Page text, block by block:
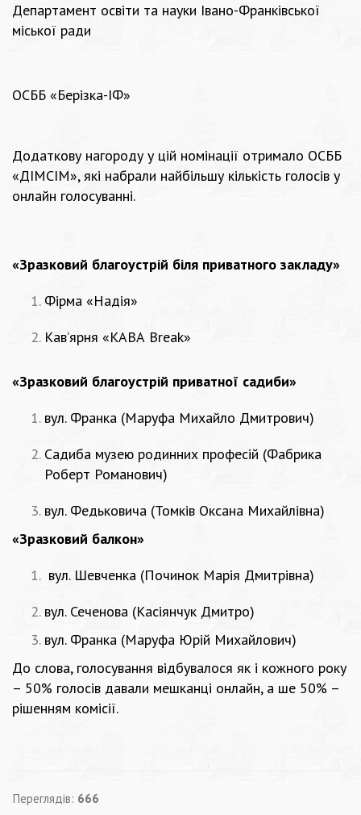
Департамент освіти та науки Івано-Франківської
міської ради
ОСББ «Берізка-ІФ»
Додаткову нагороду у цій номінації отримало ОСББ
«ДІМСІМ», які набрали найбільшу кількість голосів у
онлайн голосуванні.
«Зразковий благоустрій біля приватного закладу»
Фірма «Надія»
Кав’ярня «КАВА Break»
«Зразковий благоустрій приватної садиби»
вул. Франка (Маруфа Михайло Дмитрович)
Садиба музею родинних професій (Фабрика
Роберт Романович)
вул. Федьковича (Томків Оксана Михайлівна)
«Зразковий балкон»
вул. Шевченка (Починок Марія Дмитрівна)
вул. Сеченова (Касіянчук Дмитро)
вул. Франка (Маруфа Юрій Михайлович)
До слова, голосування відбувалося як і кожного року
– 50% голосів давали мешканці онлайн, а ше 50% –
рішенням комісії.
Переглядів: 666